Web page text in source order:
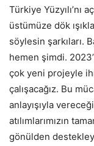
Türkiye Yüzyılı’nı
üstümüze dök
söylesin şarkıları.
hemen şimdi.
çok yeni projeyle
çalışacağız. Bu
anlayışıyla
atılımlarımızın
gönülden